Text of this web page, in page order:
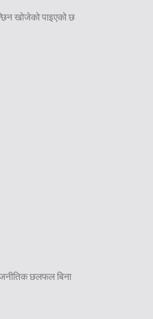
खोजेको पाइएको छ
छलफल बिना